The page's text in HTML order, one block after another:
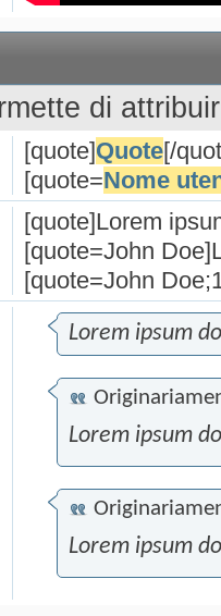
di
[quote]Quote[/
[quote=Nome
[quote]Lorem
[quote=John
[quote=John
Lorem ipsum
Lorem ipsum
Lorem ipsum